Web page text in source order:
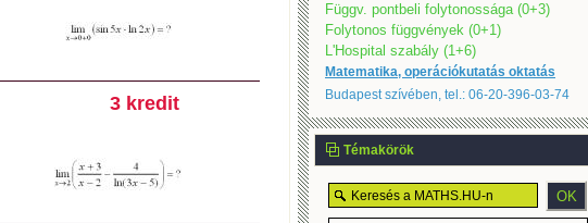
3 kredit
Függv. pontbeli folytonossága (0+3)
Folytonos függvények (0+1)
L'Hospital szabály (1+6)
Matematika, operációkutatás oktatás
Budapest szívében, tel.: 06-20-396-03-74
Témakörök